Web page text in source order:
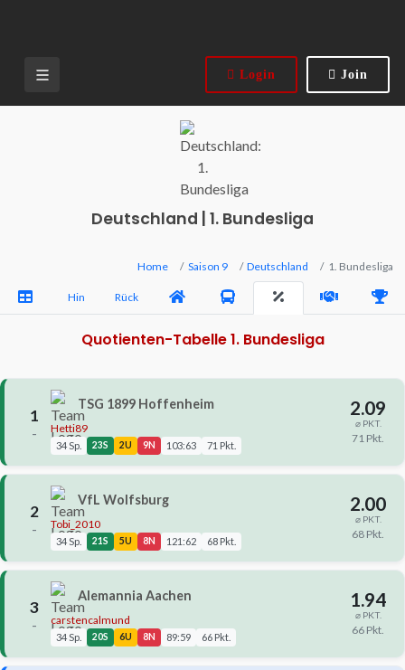
Login Join
Deutschland | 1. Bundesliga
Home Saison 9 Deutschland 1. Bundesliga
Hin Rück
Quotienten-Tabelle 1. Bundesliga
1
–
TSG 1899 Hoffenheim
Hetti89
34 Sp. 23S 2U 9N 103:63 71 Pkt.
2.09
⌀ PKT.
71 Pkt.
2
–
VfL Wolfsburg
Tobi_2010
34 Sp. 21S 5U 8N 121:62 68 Pkt.
2.00
⌀ PKT.
68 Pkt.
3
–
Alemannia Aachen
carstencalmund
34 Sp. 20S 6U 8N 89:59 66 Pkt.
1.94
⌀ PKT.
66 Pkt.